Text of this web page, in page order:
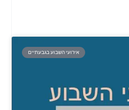
אירועי השבוע בגבעתיים